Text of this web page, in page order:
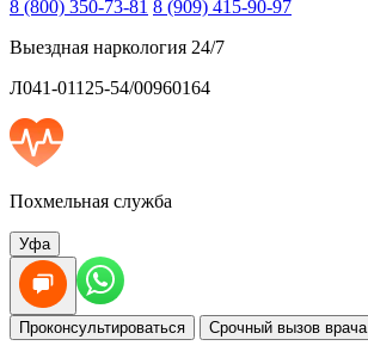
8 (800) 350-73-81 8 (909) 415-90-97
Выездная наркология 24/7
Л041-01125-54/00960164
Похмельная служба
Уфа
Проконсультироваться Срочный вызов врача